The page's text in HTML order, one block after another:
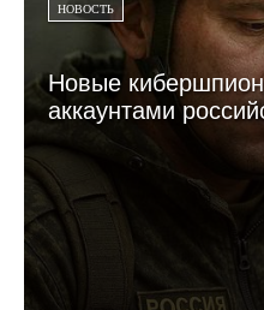
НОВОСТЬ
Новые
аккаунтами